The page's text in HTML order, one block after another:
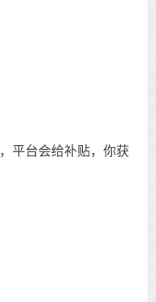
平台会给补贴，你获